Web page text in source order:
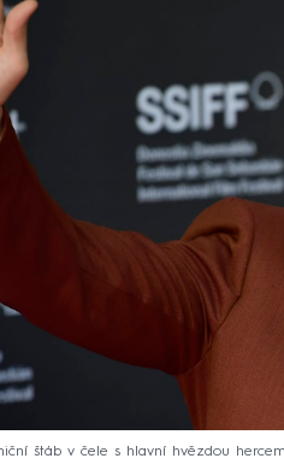
štáb v čele s hlavní hvězdou